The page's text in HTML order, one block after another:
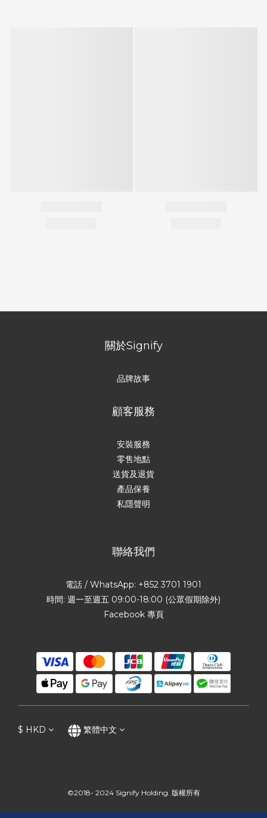
關於Signify
品牌故事
顧客服務
安裝服務
零售地點
送貨及退貨
產品保養
私隱聲明
聯絡我們
電話 / WhatsApp: +852 3701 1901
時間: 週一至週五 09:00-18:00 (公眾假期除外)
Facebook 專頁
$ HKD 繁體中文
©2018- 2024 Signify Holding. 版權所有